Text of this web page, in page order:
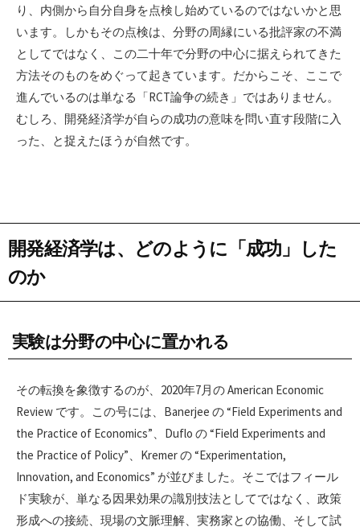
り、内側から自分自身を点検し始めているのではないかと思
います。しかもその点検は、分野の周縁にいる批評家の不満
としてではなく、この二十年で分野の中心に据えられてきた
方法そのものをめぐって起きています。だからこそ、ここで
進んでいるのは単なる「RCT論争の続き」ではありません。
むしろ、開発経済学が自らの成功の意味を問い直す段階に入
った、と捉えたほうが自然です。
開発経済学は、どのように「成功」した
のか
実験は分野の中心に置かれる
その転換を象徴するのが、2020年7月の American Economic
Review です。この号には、Banerjee の “Field Experiments and
the Practice of Economics”、Duflo の “Field Experiments and
the Practice of Policy”、Kremer の “Experimentation,
Innovation, and Economics” が並びました。そこではフィール
ド実験が、単なる因果効果の識別技法としてではなく、政策
形成への接続、現場の文脈理解、実務家との協働、そして試